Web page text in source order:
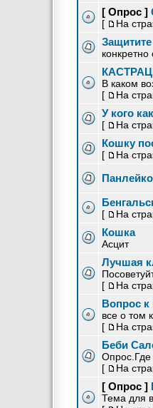
[ Опрос ]
[ На
В каком
[
На
У кого
[ На
Кошку
[ На
[ На
Кошка
Асцит
Лучшая
[
На
Вопрос
все о том
[
На
Беби
Опрос.Где
[
На
[ Опрос ]
Тема для